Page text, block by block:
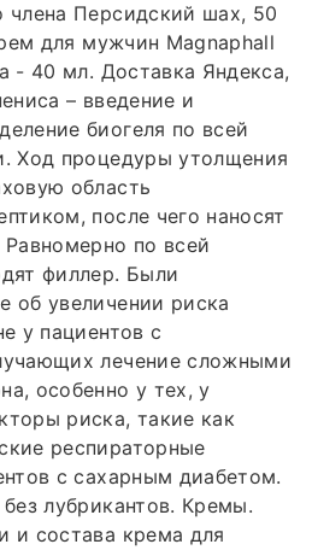
члена Персидский шах, 50
для мужчин Magnaphall
- 40 мл. Доставка Яндекса,
– введение и
биогеля по всей
Ход процедуры утолщения
область
после чего наносят
по всей
филлер. Были
об увеличении риска
у пациентов с
лечение сложными
особенно у тех, у
риска, такие как
респираторные
с сахарным диабетом.
лубрикантов. Кремы.
и состава крема для